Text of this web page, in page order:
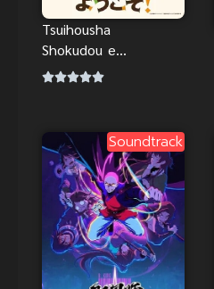
Tsuihousha
Shokudou e
Youkoso!
ถูกขับไล่
Soundtrack